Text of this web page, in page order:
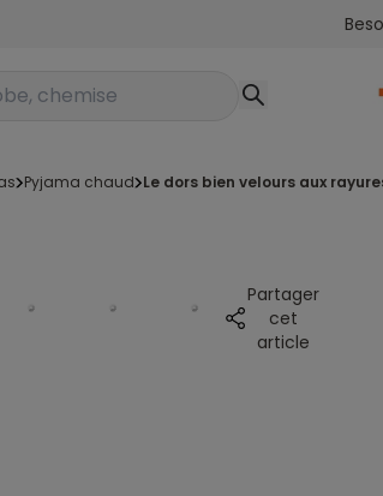
un produit
pyjama chaud le dors bien velours aux
Partager
cet
article